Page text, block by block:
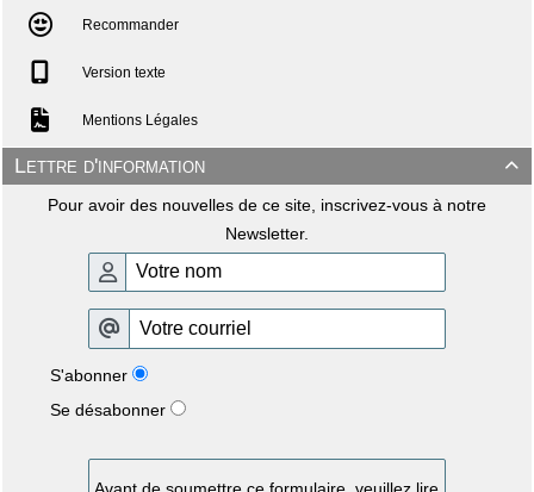
Recommander
Version texte
Mentions Légales

Lettre d'information
Pour avoir des nouvelles de ce site, inscrivez-vous à notre
Newsletter.
S'abonner
Se désabonner
Avant de soumettre ce formulaire, veuillez lire